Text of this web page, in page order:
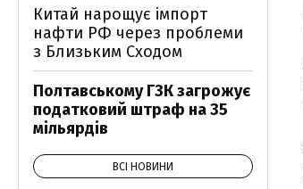
Китай нарощує імпорт
нафти РФ через проблеми
з Близьким Сходом
Полтавському ГЗК загрожує
податковий штраф на 35
мільярдів
ВСІ НОВИНИ